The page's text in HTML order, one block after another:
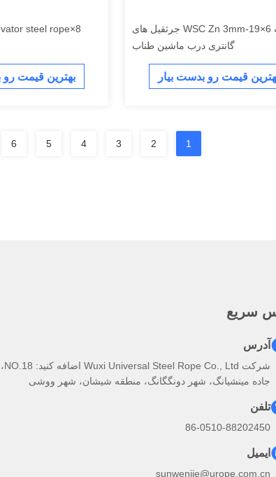
6 رشته 6×19-WSC Zn 3mm جرثقیل های
گانتری درب ماشین طناب
قیمت رو بدست بیار
8×19S + FC - 8 elevator steel rope
بهترین قیمت رو
1
2
3
4
5
6
سریع
آدرس
شرکت Wuxi Universal Steel Rope Co., Ltd اضافه کنید: NO.18،
جاده مینشیانگ، شهر دونگگانگ، منطقه شیشان، شهر ووشی
تلفن
86-0510-88202450
ایمیل
sunwenjie@urope.com.cn